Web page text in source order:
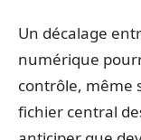
Un décalage
numérique
contrôle, même
fichier central